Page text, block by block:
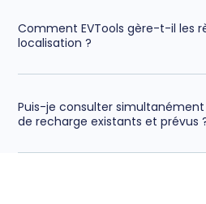
Comment EVTools gère-t-il les
localisation ?
Puis-je consulter
de recharge existants et prévus